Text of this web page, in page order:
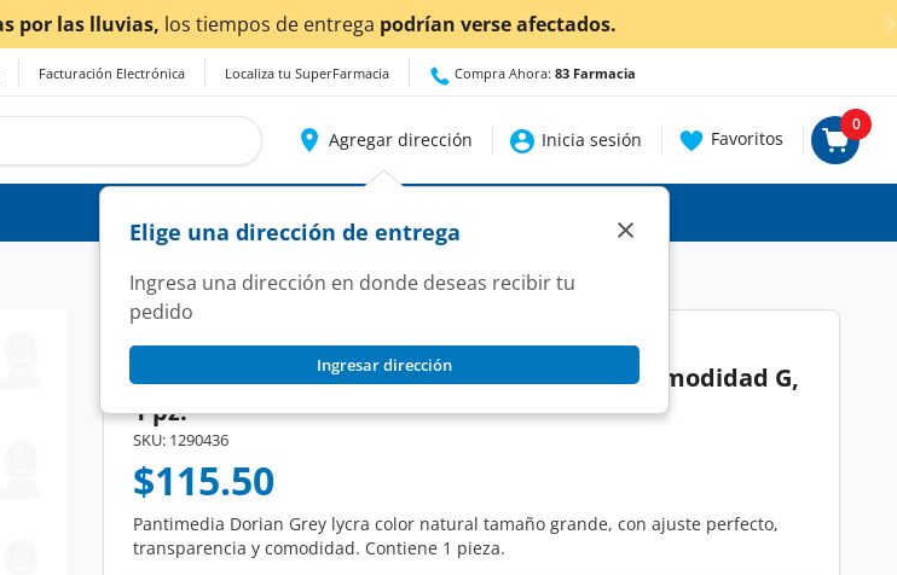
Daclic aquípara conocer detalles.
Facturación Electrónica Localiza tu SuperFarmacia Compra Ahora: 83 Farmacia
Agregar dirección
Elige una dirección de entrega
Ingresa una dirección en donde deseas recibir tu
pedido
Ingresar dirección
×
Inicia sesión Favoritos
0
DORIAN GREY
Pantimedia Dorian Grey Natural Máxima Comodidad G,
1 pz.
SKU: 1290436
$115.50
Pantimedia Dorian Grey lycra color natural tamaño grande, con ajuste perfecto,
transparencia y comodidad. Contiene 1 pieza.